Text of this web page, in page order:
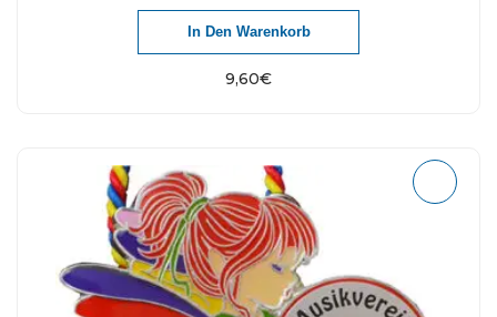
9,60€
In Den Warenkorb